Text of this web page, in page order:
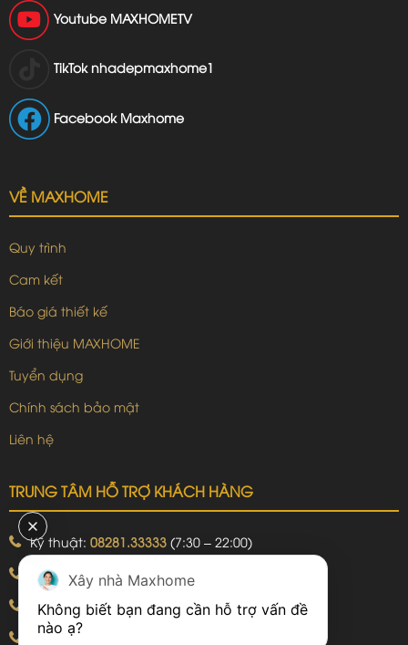
Youtube MAXHOMETV
TikTok nhadepmaxhome1
Facebook Maxhome
VỀ MAXHOME
Quy trình
Cam kết
Báo giá thiết kế
Giới thiệu MAXHOME
Tuyển dụng
Chính sách bảo mật
Liên hệ
TRUNG TÂM HỖ TRỢ KHÁCH HÀNG
Kỹ thuật: 08281.33333 (7:30 – 22:00)
Khiếu nại: 09240.99999 (7:30 – 22:00)
Bảo hành:09240.99999(8:00 – 21:00)
Hotline: 092.774.8888
Xây nhà Maxhome
Không biết bạn đang cần hỗ trợ vấn đề